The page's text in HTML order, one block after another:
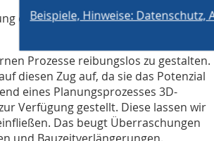
eine gute Grundlage für eine höhere
Prozesse reibungslos zu gestalten.
diesen Zug auf, da sie das Potenzial
eines Planungsprozesses 3D-
Verfügung gestellt. Diese lassen wir
Das beugt Überraschungen
Beispiele, Hinweise: Datenschutz,